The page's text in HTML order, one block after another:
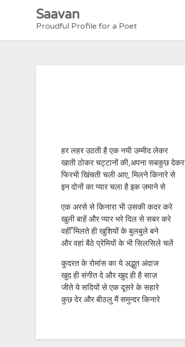
Saavan
Proudful Profile for a Poet
हर लहर उठती है एक नयी उम्मीद लेकर
खाती ठोकर चट्टानों की,अपना सबकुछ देकर
फिरभी खिंचती चली आए, मिलने किनारे से
इन दोनों का प्यार चला है इक ज़माने से
एक अरसे से किनारा भी उसकी कदर करे
खुली बाहें और प्यार भरे दिल से सबर करे
वहीँ मिलते ही खुशियों के बुलबुले बने
और वहां बैठे प्रेमियों के भी सिलसिले चलें
कुदरत के रोमांस का ये अद्भुत अंदाज
खुद ही संगीत दे और खुद ही है साज़
जीते ये सदियों से एक दूसरे के सहारे
कुछ देर और बीठलु मैं समुन्दर किनारे